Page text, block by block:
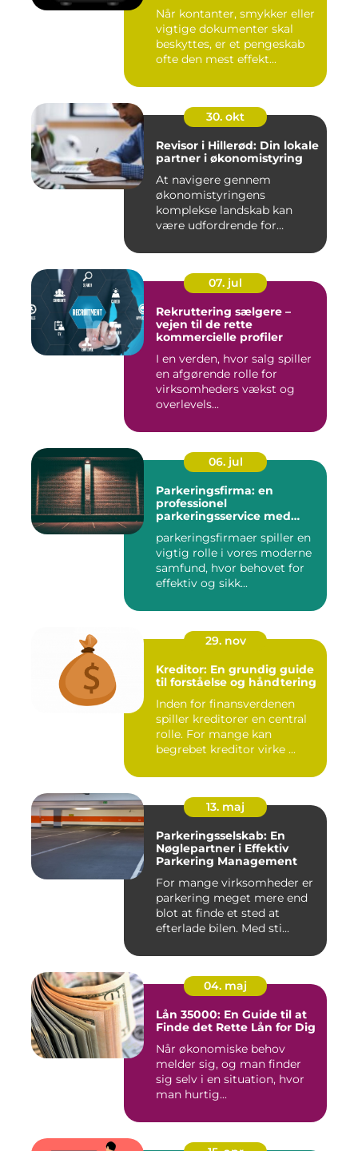
Når kontanter, smykker eller
vigtige dokumenter skal
beskyttes, er et pengeskab
ofte den mest effekt...
30. okt
Revisor i Hillerød: Din lokale
partner i økonomistyring
At navigere gennem
økonomistyringens
komplekse landskab kan
være udfordrende for
07. jul
Rekruttering sælgere –
vejen til de rette
kommercielle profiler
I en verden, hvor salg spiller
en afgørende rolle for
virksomheders vækst og
overlevels...
06. jul
Parkeringsfirma: en
professionel
parkeringsservice med
parkeringsfirmaer spiller en
vigtig rolle i vores moderne
samfund, hvor behovet for
effektiv og sikk...
29. nov
Kreditor: En grundig guide
til forståelse og håndtering
Inden for finansverdenen
spiller kreditorer en central
rolle. For mange kan
begrebet kreditor virke ...
13. maj
Parkeringsselskab: En
Nøglepartner i Effektiv
Parkering Management
For mange virksomheder er
parkering meget mere end
blot at finde et sted at
efterlade bilen. Med sti...
04. maj
Lån 35000: En Guide til at
Finde det Rette Lån for Dig
Når økonomiske behov
melder sig, og man finder
sig selv i en situation, hvor
man hurtig...